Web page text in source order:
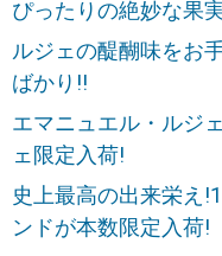
ぴったりの絶妙な果
ルジェの醍醐味をお
ばかり!!
エマニュエル・ルジ
ェ限定入荷!
史上最高の出来栄え
ンドが本数限定入荷!